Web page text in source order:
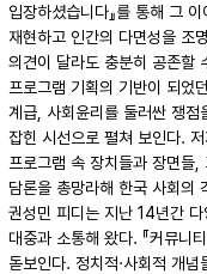
입장하셨습니다』를 통해 그
재현하고 인간의 다면성을 조
의견이 달라도 충분히 공존할
프로그램 기획의 기반이 되었
계급, 사회윤리를 둘러싼 쟁점
잡힌 시선으로 펼쳐 보인다.
프로그램 속 장치들과 장면들,
담론을 총망라해 한국 사회의
권성민 피디는 지난 14년간
대중과 소통해 왔다. 『커뮤니
돋보인다. 정치적·사회적 개